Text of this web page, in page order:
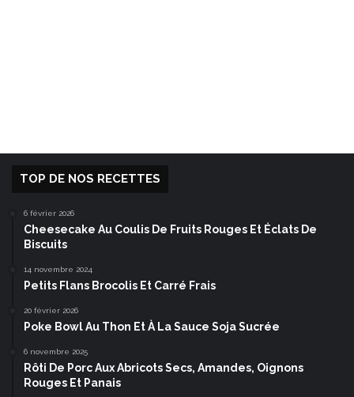
TOP DE NOS RECETTES
6 février 2026
Cheesecake Au Coulis De Fruits Rouges Et Éclats De
Biscuits
14 novembre 2024
Petits Flans Brocolis Et Carré Frais
20 février 2026
Poke Bowl Au Thon Et À La Sauce Soja Sucrée
6 novembre 2025
Rôti De Porc Aux Abricots Secs, Amandes, Oignons
Rouges Et Panais